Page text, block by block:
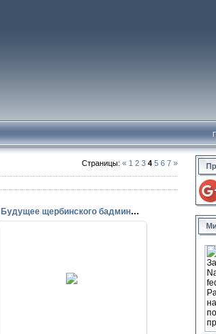
Страницы: « 1 2 3 4 5 6 7 »
Будущее щербинского бадминтона .))